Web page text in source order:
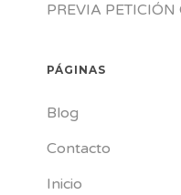
PREVIA PETICIÓN
PÁGINAS
Blog
Contacto
Inicio